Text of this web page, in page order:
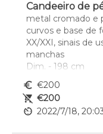
Candeeiro de
metal cromado e
curvos e base de
XX/XXI, sinais de
manchas
Dim. - 198 cm
euro_symbol €200
remove_shopping_cart €200
av_timer 2022/7/18,